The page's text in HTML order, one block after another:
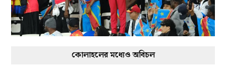
কোলাহলের মধ্যেও অবিচল